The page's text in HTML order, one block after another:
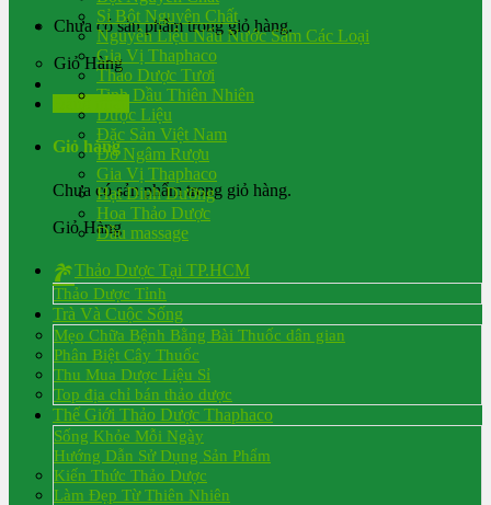
Chưa có sản phẩm trong giỏ hàng.
Giỏ Hàng
Đăng nhập
Giỏ hàng
Chưa có sản phẩm trong giỏ hàng.
Giỏ Hàng
Sỉ Bột Nguyên Chất
Nguyên Liệu Nấu Nước Sâm Các Loại
Gia Vị Thaphaco
Thảo Dược Tươi
Tinh Dầu Thiên Nhiên
Dược Liệu
Đặc Sản Việt Nam
Đồ Ngâm Rượu
Gia Vị Thaphaco
Hạt Dinh Dưỡng
Hoa Thảo Dược
Dầu massage
Thảo Dược Tại TP.HCM
Thảo Dược Tỉnh
Trà Và Cuộc Sống
Mẹo Chữa Bệnh Bằng Bài Thuốc dân gian
Phân Biệt Cây Thuốc
Thu Mua Dược Liệu Sỉ
Top địa chỉ bán thảo dược
Thế Giới Thảo Dược Thaphaco
Sống Khỏe Mỗi Ngày
Hướng Dẫn Sử Dụng Sản Phẩm
Kiến Thức Thảo Dược
Làm Đẹp Từ Thiên Nhiên